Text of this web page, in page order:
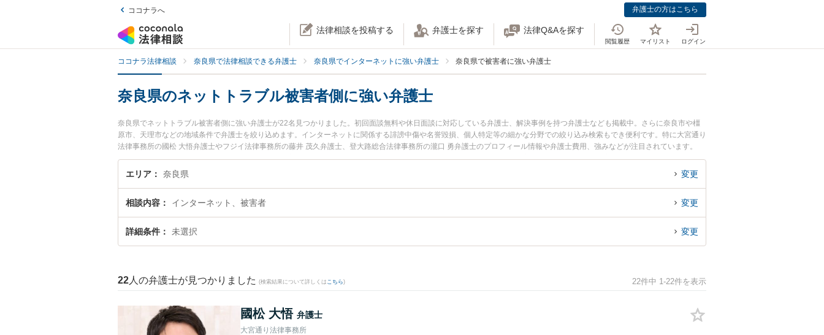
ココナラへ 弁護士の方はこちら
法律相談を投稿する 弁護士を探す 法律Q&Aを探す
閲覧履歴 マイリスト ログイン
ココナラ法律相談 奈良県で法律相談できる弁護士 奈良県でインターネットに強い弁護士 奈良県で被害者に強い弁護士
奈良県のネットトラブル被害者側に強い弁護士
奈良県でネットトラブル被害者側に強い弁護士が22名見つかりました。初回面談無料や休日面談に対応している弁護士、解決事例を持つ弁護士なども掲載中。さらに奈良市や橿
原市、天理市などの地域条件で弁護士を絞り込めます。インターネットに関係する誹謗中傷や名誉毀損、個人特定等の細かな分野での絞り込み検索もでき便利です。特に大宮通り
法律事務所の國松 大悟弁護士やフジイ法律事務所の藤井 茂久弁護士、登大路総合法律事務所の瀧口 勇弁護士のプロフィール情報や弁護士費用、強みなどが注目されています。
『奈良県で土日や夜間に発生したネットトラブル被害者側のトラブルを今すぐに弁護士に相談したい』『ネットトラブル被害者側のトラブル解決の実績豊富な近くの弁護士を検索
したい』『初回相談無料でネットトラブル被害者側を法律相談できる奈良県内の弁護士に相談予約したい』などでお困りの相談者さんにおすすめです。
エリア 奈良県 変更
相談内容 インターネット、被害者 変更
詳細条件 未選択 変更
22 人の弁護士が見つかりました (検索結果について詳しくは こちら) 22件中 1-22件を表示
國松 大悟 弁護士
大宮通り法律事務所